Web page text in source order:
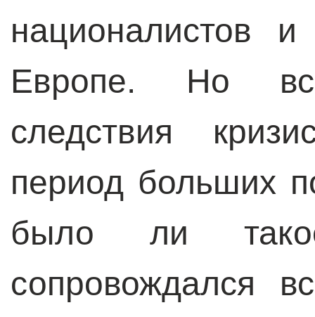
националистов
Европе. Но
следствия
период больших
было ли
сопровождался